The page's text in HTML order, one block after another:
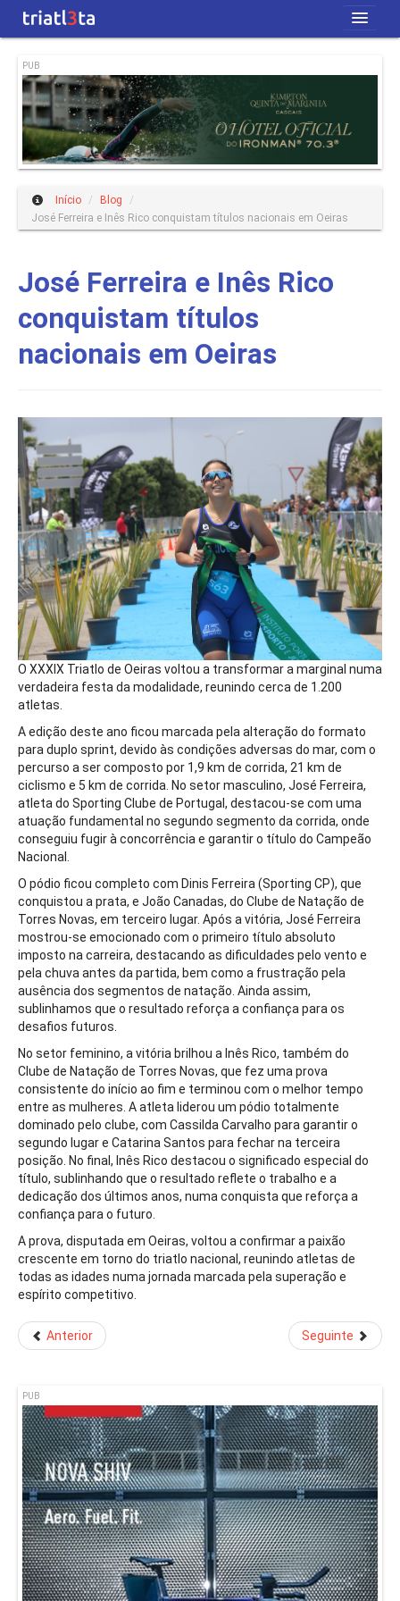
Revista
Blog
Quem Somos
PUB
Início / Blog
/
José Ferreira e Inês Rico conquistam títulos nacionais em Oeiras
José Ferreira e Inês Rico
conquistam títulos
nacionais em Oeiras
O XXXIX Triatlo de Oeiras voltou a transformar a marginal numa
verdadeira festa da modalidade, reunindo cerca de 1.200
atletas.
A edição deste ano ficou marcada pela alteração do formato
para duplo sprint, devido às condições adversas do mar, com o
percurso a ser composto por 1,9 km de corrida, 21 km de
ciclismo e 5 km de corrida. No setor masculino, José Ferreira,
atleta do Sporting Clube de Portugal, destacou-se com uma
atuação fundamental no segundo segmento da corrida, onde
conseguiu fugir à concorrência e garantir o título do Campeão
Nacional.
O pódio ficou completo com Dinis Ferreira (Sporting CP), que
conquistou a prata, e João Canadas, do Clube de Natação de
Torres Novas, em terceiro lugar. Após a vitória, José Ferreira
mostrou-se emocionado com o primeiro título absoluto
imposto na carreira, destacando as dificuldades pelo vento e
pela chuva antes da partida, bem como a frustração pela
ausência dos segmentos de natação. Ainda assim,
sublinhamos que o resultado reforça a confiança para os
desafios futuros.
No setor feminino, a vitória brilhou a Inês Rico, também do
Clube de Natação de Torres Novas, que fez uma prova
consistente do início ao fim e terminou com o melhor tempo
entre as mulheres. A atleta liderou um pódio totalmente
dominado pelo clube, com Cassilda Carvalho para garantir o
segundo lugar e Catarina Santos para fechar na terceira
posição. No final, Inês Rico destacou o significado especial do
título, sublinhando que o resultado reflete o trabalho e a
dedicação dos últimos anos, numa conquista que reforça a
confiança para o futuro.
A prova, disputada em Oeiras, voltou a confirmar a paixão
crescente em torno do triatlo nacional, reunindo atletas de
todas as idades numa jornada marcada pela superação e
espírito competitivo.
Anterior Seguinte
PUB